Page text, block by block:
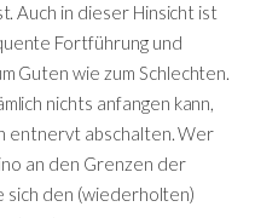
Auch in dieser Hinsicht ist
Fortführung und
Guten wie zum Schlechten.
nichts anfangen kann,
entnervt abschalten. Wer
an den Grenzen der
sich den (wiederholten)